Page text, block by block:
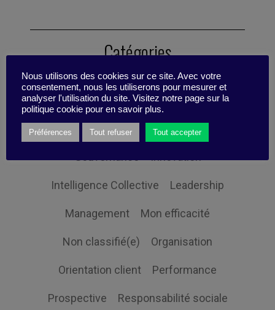
Catégories
Changement Digital
Economie et société Globalisation
Intelligence Collective Leadership
Management Mon efficacité
Non classifié(e) Organisation
Orientation client Performance
Prospective Responsabilité sociale
Nous utilisons des cookies sur ce site. Avec votre
consentement, nous les utiliserons pour mesurer et
analyser l'utilisation du site. Visitez notre page sur la
politique cookie pour en savoir plus.
Préférences Tout refuser Tout accepter